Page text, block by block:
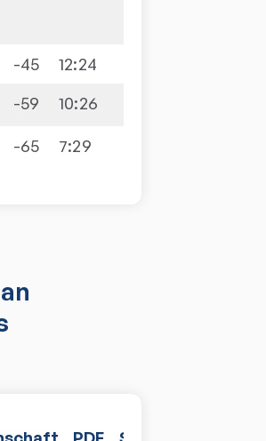
-45 12:24
-59 10:26
-65 7:29